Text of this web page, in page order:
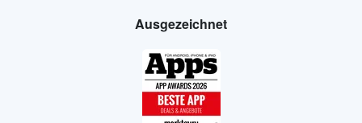
Ausgezeichnet